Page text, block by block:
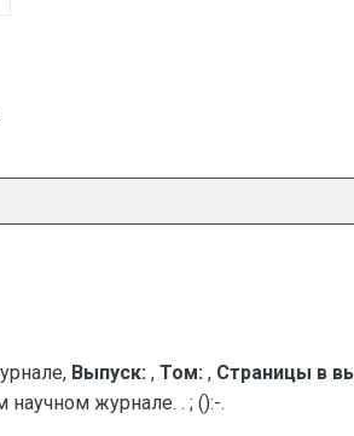
Выпуск: , Том: , Страницы в
журнале. . ; ():-.